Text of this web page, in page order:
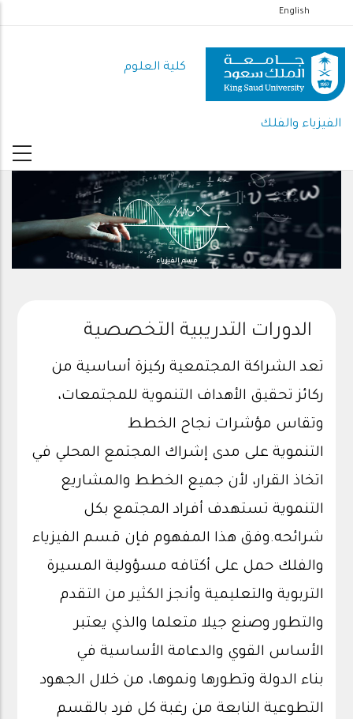
إلى
المحتوى
الرئيسي
English
كلية العلوم
الفيزياء والفلك
قسم الفيزياء
الدورات التدريبية التخصصية
تعد الشراكة المجتمعية ركيزة أساسية من
ركائز تحقيق الأهداف التنموية للمجتمعات،
وتقاس مؤشرات نجاح الخطط
التنموية على مدى إشراك المجتمع المحلي في
اتخاذ القرار، لأن جميع الخطط والمشاريع
التنموية تستهدف أفراد المجتمع بكل
شرائحه.وفق هذا المفهوم فإن قسم الفيزياء
والفلك حمل على أكتافه مسؤولية المسيرة
التربوية والتعليمية وأنجز الكثير من التقدم
والتطور وصنع جيلا متعلما والذي يعتبر
الأساس القوي والدعامة الأساسية في
بناء الدولة وتطورها ونموها، من خلال الجهود
التطوعية النابعة من رغبة كل فرد بالقسم